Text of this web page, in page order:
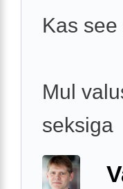
Kas
Mul
seksiga